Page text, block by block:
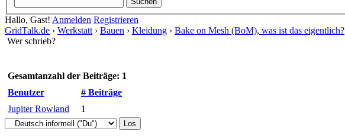
Hallo, Gast! Anmelden Registrieren
GridTalk.de › Werkstatt › Bauen › Kleidung › Bake on Mesh (BoM), was ist das eigentlich?
Wer schrieb?
Gesamtanzahl der Beiträge: 1
Benutzer
# Beiträge
Jupiter Rowland
1